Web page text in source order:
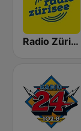
Radio Zürisee